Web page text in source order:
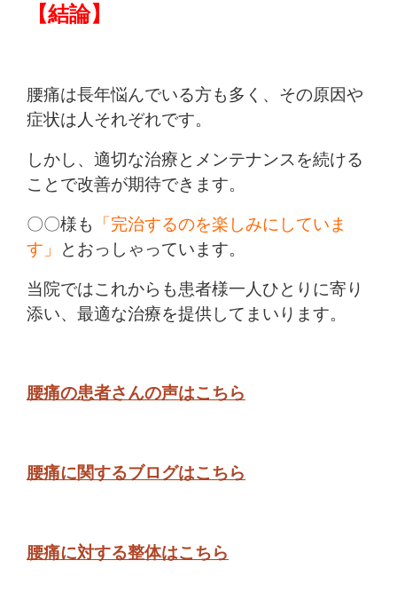
【結論】
腰痛は長年悩んでいる方も多く、その原因や
症状は人それぞれです。
しかし、適切な治療とメンテナンスを続ける
ことで改善が期待できます。
〇〇様も
「完治するのを楽しみにしていま
す」
とおっしゃっています。
当院ではこれからも患者様一人ひとりに寄り
添い、最適な治療を提供してまいります。
腰痛の患者さんの声はこちら
腰痛に関するブログはこちら
腰痛に対する整体はこちら